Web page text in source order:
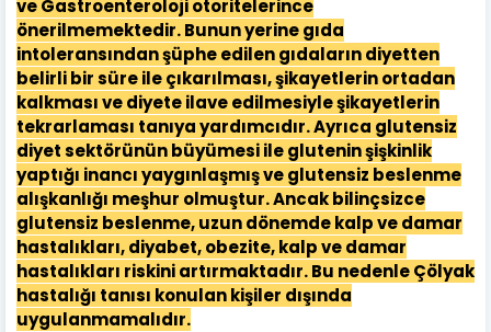
ve Gastroenteroloji otoritelerince
önerilmemektedir. Bunun yerine gıda
intoleransından şüphe edilen gıdaların diyetten
belirli bir süre ile çıkarılması, şikayetlerin ortadan
kalkması ve diyete ilave edilmesiyle şikayetlerin
tekrarlaması tanıya yardımcıdır. Ayrıca glutensiz
diyet sektörünün büyümesi ile glutenin şişkinlik
yaptığı inancı yaygınlaşmış ve glutensiz beslenme
alışkanlığı meşhur olmuştur. Ancak bilinçsizce
glutensiz beslenme, uzun dönemde kalp ve damar
hastalıkları, diyabet, obezite, kalp ve damar
hastalıkları riskini artırmaktadır. Bu nedenle Çölyak
hastalığı tanısı konulan kişiler dışında
uygulanmamalıdır.